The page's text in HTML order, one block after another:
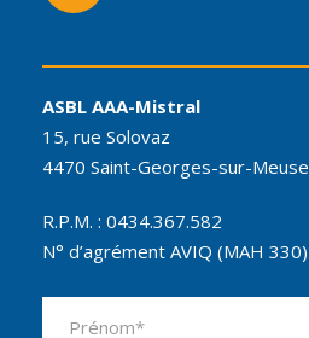
ASBL AAA-Mistral
15, rue Solovaz
4470 Saint-Georges-sur-Meuse
R.P.M. : 0434.367.582
N° d’agrément AVIQ (MAH 330)